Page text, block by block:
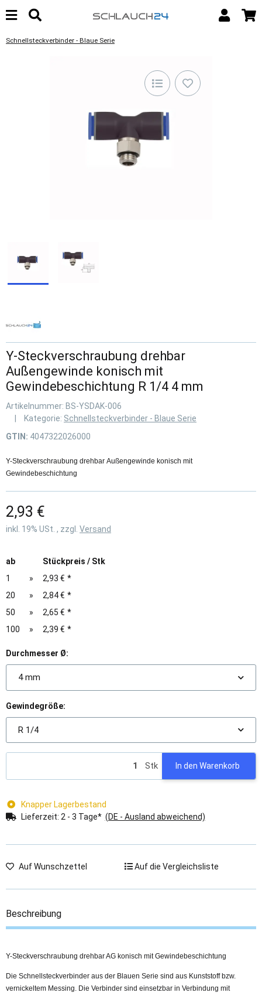
Schnellsteckverbinder - Blaue Serie
Y-Steckverschraubung drehbar
Außengewinde konisch mit
Gewindebeschichtung R 1/4 4 mm
Artikelnummer: BS-YSDAK-006
Kategorie: Schnellsteckverbinder - Blaue Serie
GTIN: 4047322026000
Y-Steckverschraubung drehbar Außengewinde konisch mit
Gewindebeschichtung
2,93 €
inkl. 19% USt. , zzgl. Versand
ab
Stückpreis / Stk
1
» 2,93 € *
20
» 2,84 € *
50
» 2,65 € *
100
» 2,39 € *
Durchmesser Ø:
4 mm
Gewindegröße:
R 1/4
Stk In den Warenkorb
Knapper Lagerbestand
Lieferzeit: 2 - 3 Tage* (DE - Ausland abweichend)
Auf Wunschzettel Auf die Vergleichsliste
Beschreibung
Y-Steckverschraubung drehbar AG konisch mit Gewindebeschichtung
Die Schnellsteckverbinder aus der Blauen Serie sind aus Kunststoff bzw.
vernickeltem Messing. Die Verbinder sind einsetzbar in Verbindung mit